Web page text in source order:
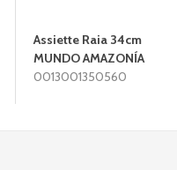
Assiette Raia 34cm
MUNDO AMAZONÍA
0013001350560